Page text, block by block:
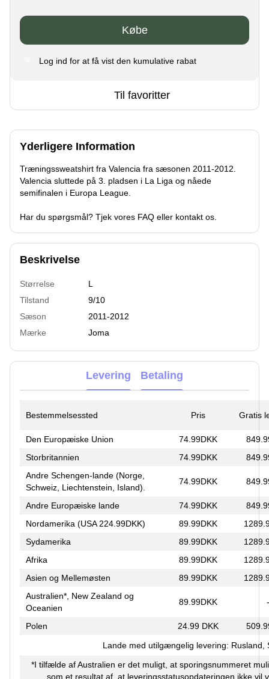
Købe
Log ind for at få vist den kumulative rabat
Til favoritter
Yderligere Information
Træningssweatshirt fra Valencia fra sæsonen 2011-2012.
Valencia sluttede på 3. pladsen i La Liga og nåede
semifinalen i Europa League.
Har du spørgsmål? Tjek vores FAQ eller kontakt os.
Beskrivelse
Størrelse
L
Tilstand
9/10
Sæson
2011-2012
Mærke
Joma
Levering Betaling
Bestemmelsessted Pris Gratis
Den Europæiske Union 74.99DKK
Storbritannien
74.99DKK
Andre Schengen-lande (Norge,
Schweiz, Liechtenstein, Island).
74.99DKK
Andre Europæiske lande 74.99DKK
Nordamerika (USA 224.99DKK)
89.99DKK
Sydamerika
89.99DKK
Afrika
89.99DKK
Asien og Mellemøsten
89.99DKK
Australien*, New Zealand og
Oceanien
89.99DKK -
Polen 24.99 DKK
Lande med utilgængelig levering: Rusland,
*I tilfælde af Australien er det muligt, at sporingsnummeret
som et resultat af, at leveringsstatusopdateringen ikke